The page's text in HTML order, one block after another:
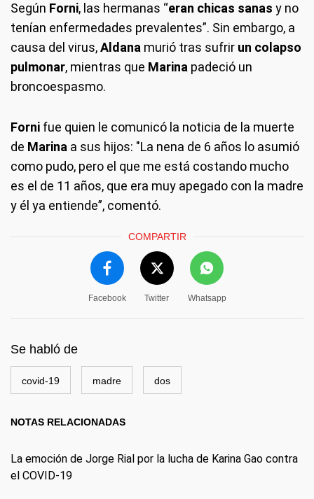
Según Forni, las hermanas “eran chicas sanas y no
tenían enfermedades prevalentes”. Sin embargo, a
causa del virus,Aldana murió tras sufrir un colapso
pulmonar, mientras que Marina padeció un
broncoespasmo.
Forni fue quien le comunicó la noticia de la muerte
de Marina a sus hijos: "La nena de 6 años lo asumió
como pudo, pero el que me está costando mucho
es el de 11 años, que era muy apegado con la madre
y él ya entiende”, comentó.
COMPARTIR
Facebook Twitter Whatsapp
Se habló de
covid-19 madre dos
NOTAS RELACIONADAS
La emoción de Jorge Rial por la lucha de Karina Gao contra
el COVID-19